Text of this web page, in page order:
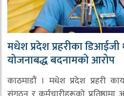
मधेश प्रदेश प्रहरीका डिआईजी
योजनाबद्ध बदनामको आरोप
काठमाडौं । मधेश प्रदेश प्रहरी